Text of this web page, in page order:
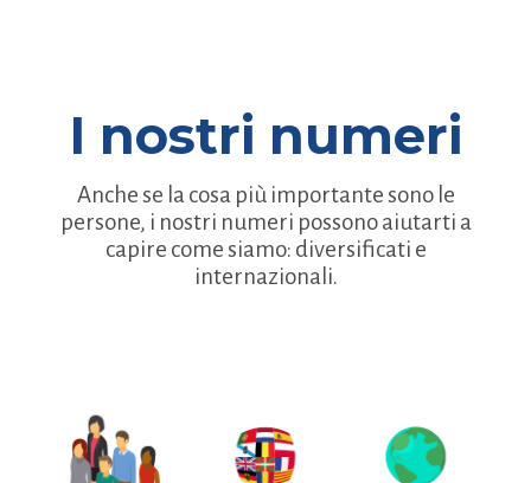
I nostri numeri
Anche se la cosa più importante sono le
persone, i nostri numeri possono aiutarti a
capire come siamo: diversificati e
internazionali.